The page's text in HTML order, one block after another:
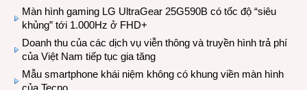
Màn hình gaming LG UltraGear 25G590B có tốc độ “siêu
khủng” tới 1.000Hz ở FHD+
Doanh thu của các dịch vụ viễn thông và truyền hình trả phí
của Việt Nam tiếp tục gia tăng
Mẫu smartphone khái niệm không có khung viền màn hình
của Tecno